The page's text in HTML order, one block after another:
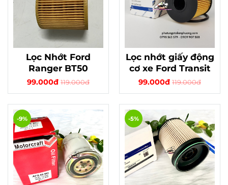
Lọc Nhớt Ford
Ranger BT50
99.000đ 119.000đ
Lọc nhớt giấy động
cơ xe Ford Transit
99.000đ 119.000đ
-9% -5%